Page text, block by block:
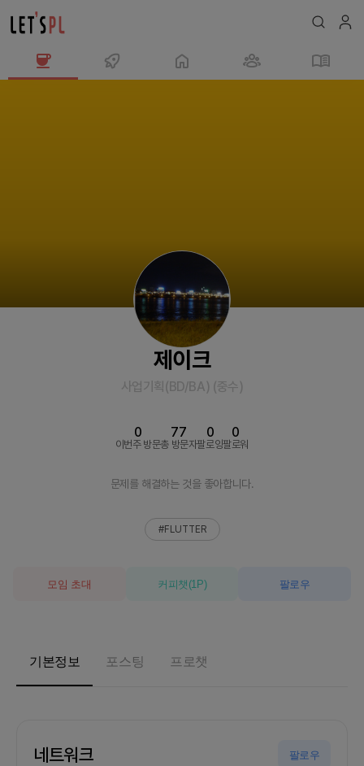
제이크
사업기획(BD/BA) (중수)
이번주 방문
0
총 방문자
77
팔로잉
0
팔로워
0
문제를 해결하는 것을 좋아합니다.
#FLUTTER
모임 초대 커피챗 (1 P) 팔로우
기본정보 포스팅 프로챗
네트워크 팔로우